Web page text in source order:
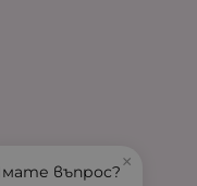
×
въпрос?